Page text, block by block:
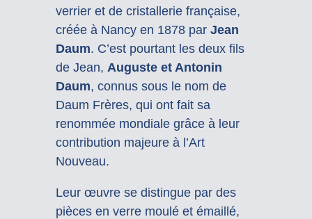
verrier et de cristallerie française,
créée à Nancy en 1878 par Jean
Daum. C’est pourtant les deux fils
de Jean, Auguste et Antonin
Daum, connus sous le nom de
Daum Frères, qui ont fait sa
renommée mondiale grâce à leur
contribution majeure à l’Art
Nouveau.
Leur œuvre se distingue par des
pièces en verre moulé et émaillé,